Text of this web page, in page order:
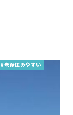
#老後住みやすい